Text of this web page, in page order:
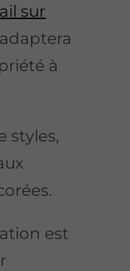
sur
à
styles,
est